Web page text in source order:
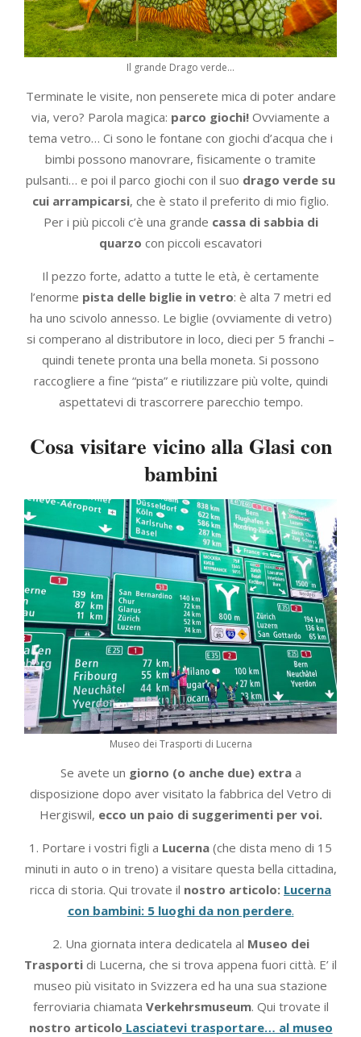
Il grande Drago verde…
Terminate le visite, non penserete mica di poter andare
via, vero? Parola magica: parco giochi! Ovviamente a
tema vetro… Ci sono le fontane con giochi d’acqua che i
bimbi possono manovrare, fisicamente o tramite
pulsanti… e poi il parco giochi con il suo drago verde su
cui arrampicarsi, che è stato il preferito di mio figlio.
Per i più piccoli c’è una grande cassa di sabbia di
quarzo con piccoli escavatori
Il pezzo forte, adatto a tutte le età, è certamente
l’enorme pista delle biglie in vetro: è alta 7 metri ed
ha uno scivolo annesso. Le biglie (ovviamente di vetro)
si comperano al distributore in loco, dieci per 5 franchi –
quindi tenete pronta una bella moneta. Si possono
raccogliere a fine “pista” e riutilizzare più volte, quindi
aspettatevi di trascorrere parecchio tempo.
Cosa visitare vicino alla Glasi con
bambini
Museo dei Trasporti di Lucerna
Se avete un giorno (o anche due) extraa
disposizione dopo aver visitato la fabbrica del Vetro di
Hergiswil, ecco un paio di suggerimenti per voi.
1. Portare i vostri figli a Lucerna (che dista meno di 15
minuti in auto o in treno) a visitare questa bella cittadina,
ricca di storia. Qui trovate il nostro articolo: Lucerna
con bambini: 5 luoghi da non perdere.
2. Una giornata intera dedicatela al Museo dei
Trasporti di Lucerna, che si trova appena fuori città. E’ il
museo più visitato in Svizzera ed ha una sua stazione
ferroviaria chiamata Verkehrsmuseum. Qui trovate il
nostro articolo Lasciatevi trasportare… al museo